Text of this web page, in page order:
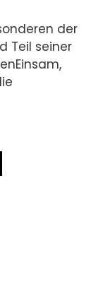
der
Teil seiner